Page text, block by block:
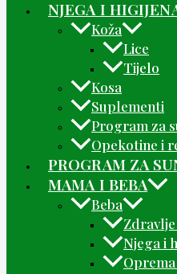
NJEGA I
Koža
Lice
Tijelo
Kosa
Suplementi
Program za
Opekotine i
PROGRAM ZA
MAMA I BEBA
Beba
Njega i